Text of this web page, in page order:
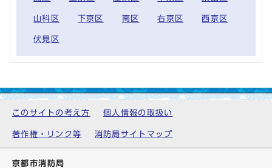
山科区 下京区 南区 右京区 西京区
伏見区
このサイトの考え方 個人情報の取扱い
著作権・リンク等 消防局サイトマップ
京都市消防局